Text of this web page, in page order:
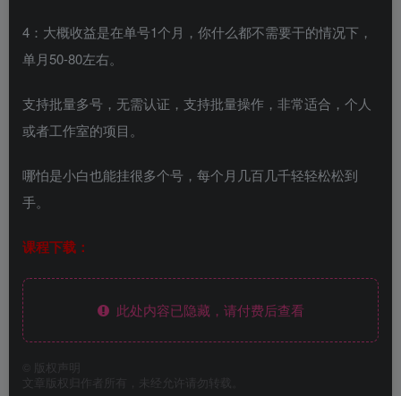
4：大概收益是在单号1个月，你什么都不需要干的情况下，
单月50-80左右。
支持批量多号，无需认证，支持批量操作，非常适合，个人
或者工作室的项目。
哪怕是小白也能挂很多个号，每个月几百几千轻轻松松到
手。
课程下载：
此处内容已隐藏，请付费后查看
版权声明
文章版权归作者所有，未经允许请勿转载。